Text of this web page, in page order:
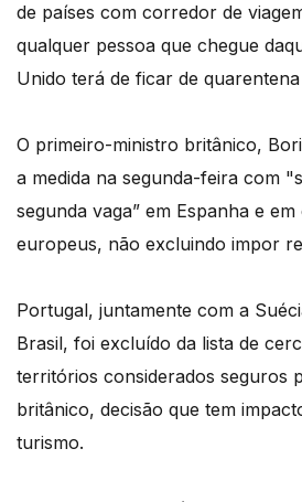
de países com corredor de
qualquer pessoa que chegue
Unido terá de ficar de
O primeiro-ministro britânico,
a medida na segunda-feira com
segunda vaga” em Espanha e
europeus, não excluindo impor
Portugal, juntamente com a
Brasil, foi excluído da lista de
territórios considerados seguros
britânico, decisão que tem
turismo.